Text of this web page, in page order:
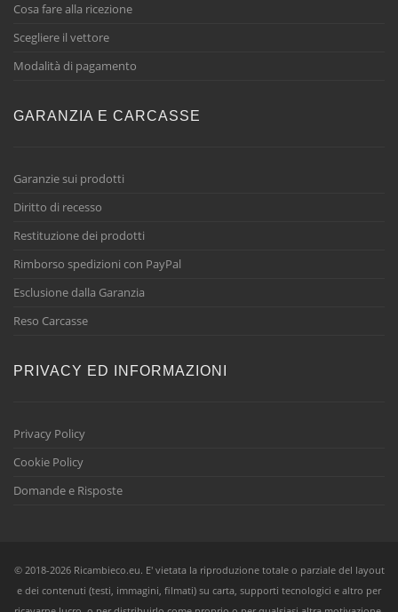
Cosa fare alla ricezione
Scegliere il vettore
Modalità di pagamento
GARANZIA E CARCASSE
Garanzie sui prodotti
Diritto di recesso
Restituzione dei prodotti
Rimborso spedizioni con PayPal
Esclusione dalla Garanzia
Reso Carcasse
PRIVACY ED INFORMAZIONI
Privacy Policy
Cookie Policy
Domande e Risposte
© 2018-2026 Ricambieco.eu. E' vietata la riproduzione totale o parziale del layout
e dei contenuti (testi, immagini, filmati) su carta, supporti tecnologici e altro per